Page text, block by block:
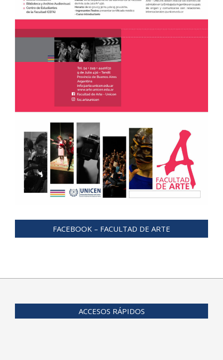
FACEBOOK – FACULTAD DE ARTE
ACCESOS RÁPIDOS